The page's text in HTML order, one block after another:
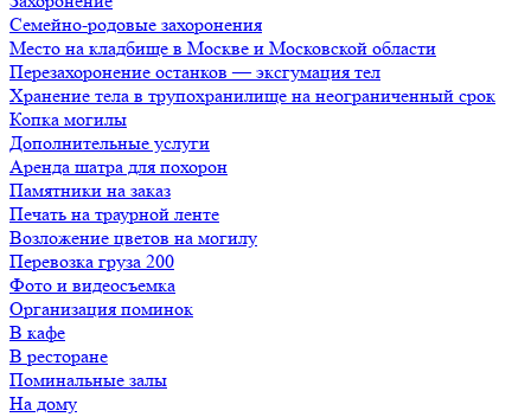
Семейно-родовые захоронения
Место на кладбище в Москве и Московской области
Перезахоронение останков — эксгумация тел
Хранение тела в трупохранилище на неограниченный срок
Копка могилы
Дополнительные услуги
Аренда шатра для похорон
Памятники на заказ
Печать на траурной ленте
Возложение цветов на могилу
Перевозка груза 200
Фото и видеосъемка
Организация поминок
В кафе
В ресторане
Поминальные залы
На дому